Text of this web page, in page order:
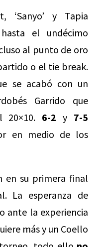
‘Sanyo’ y Tapia
el undécimo
al punto de oro
o el tie break.
se acabó con un
Garrido que
6-2 y 7-5
en medio de los
en su primera final
La esperanza de
ante la experiencia
más y un Coello